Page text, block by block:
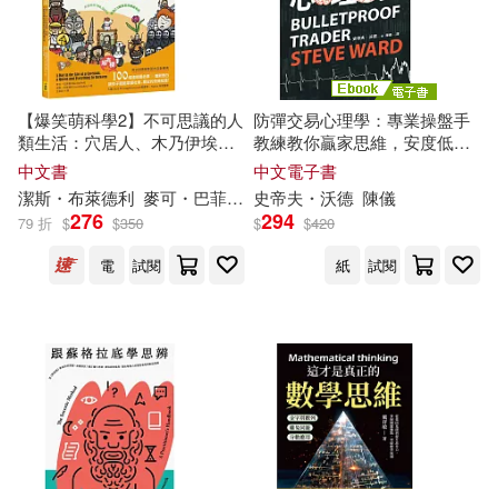
劉廣敏(2)
卡洛琳．馮．聖安吉(2)
史帝夫・沃德(2) 吉原義人(2)
吳越舟(2) 商桂珍（主編）(2)
喬瑟夫．史奇貝(2) 嚴群(2)
大衛．艾波斯坦（David Epstein）
清華大學出版社(8) 精美(8)
聯經出版公司(8) 臺灣商務(8)
電子工業出版社(8)
上海譯文出版社(7)
典藏藝術家庭(7)
北京教育出版社(7)
【爆笑萌科學2】不可思議的人
類生活：穴居人、木乃伊埃及
貓、象龜......可愛角色帶你穿梭
古今遊歷33國文明
中文書
潔斯・布萊德利 麥可・巴菲爾 呂奕欣
79 折 $276 $350
電
試閱
防彈交易心理學：專業操盤手
教練教你贏家思維，安度低
潮、長保最佳操作績效 (電子
書)
中文電子書
史帝夫・ 沃德 陳儀
$294 $420
紙
試閱